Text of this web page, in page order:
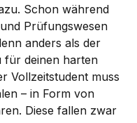
Schon während
Prüfungswesen
anders als der
für deinen harten
Vollzeitstudent muss
– in Form von
Diese fallen zwar